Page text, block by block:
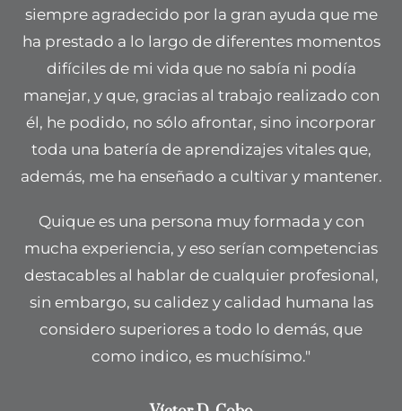
siempre agradecido por la gran ayuda que me
ha prestado a lo largo de diferentes momentos
difíciles de mi vida que no sabía ni podía
manejar, y que, gracias al trabajo realizado con
él, he podido, no sólo afrontar, sino incorporar
toda una batería de aprendizajes vitales que,
además, me ha enseñado a cultivar y mantener.
Quique es una persona muy formada y con
mucha experiencia, y eso serían competencias
destacables al hablar de cualquier profesional,
sin embargo, su calidez y calidad humana las
considero superiores a todo lo demás, que
como indico, es muchísimo."